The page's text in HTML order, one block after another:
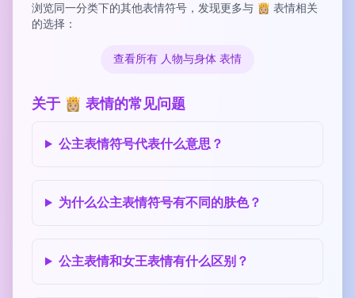
浏览同一分类下的其他表情符号，发现更多与 👸🏼 表情相关
的选择：
查看所有 人物与身体 表情
关于 👸🏼 表情的常见问题
公主表情符号代表什么意思？
为什么公主表情符号有不同的肤色？
公主表情和女王表情有什么区别？